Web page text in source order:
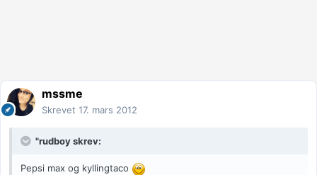
mssme
Skrevet 17. mars 2012
"rudboy skrev:
Pepsi max og kyllingtaco